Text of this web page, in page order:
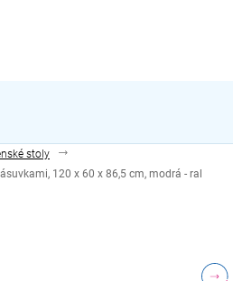
stoly
120 x 60 x 86,5 cm, modrá - ral